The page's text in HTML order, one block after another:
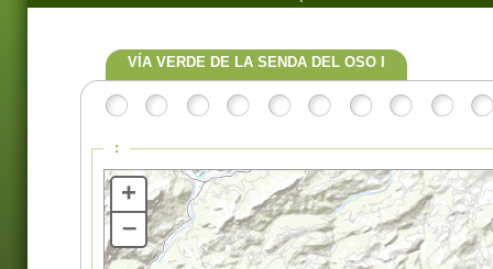
VÍA VERDE DE LA SENDA DEL OSO I
:
+
–